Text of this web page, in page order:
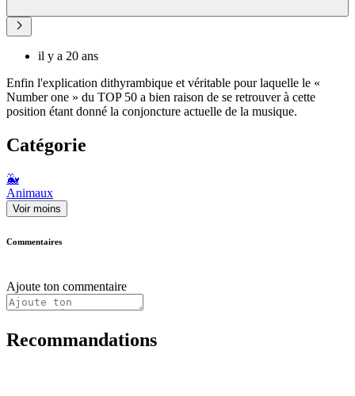
il y a 20 ans
Enfin l'explication dithyrambique et véritable pour laquelle le «
Number one » du TOP 50 a bien raison de se retrouver à cette
position étant donné la conjoncture actuelle de la musique.
Catégorie
🐳
Animaux
Voir moins
Commentaires
Ajoute ton commentaire
Recommandations